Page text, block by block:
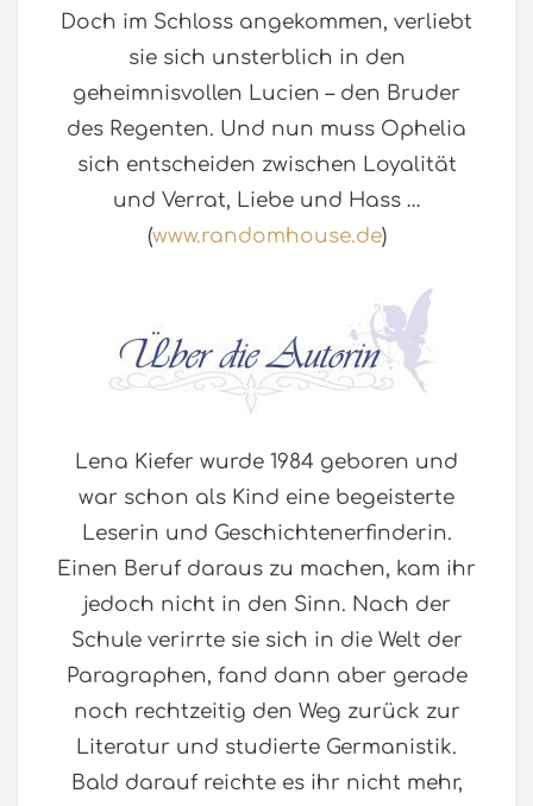
Doch im Schloss angekommen, verliebt
sie sich unsterblich in den
geheimnisvollen Lucien – den Bruder
des Regenten. Und nun muss Ophelia
sich entscheiden zwischen Loyalität
und Verrat, Liebe und Hass …
(www.randomhouse.de)
Lena Kiefer wurde 1984 geboren und
war schon als Kind eine begeisterte
Leserin und Geschichtenerfinderin.
Einen Beruf daraus zu machen, kam ihr
jedoch nicht in den Sinn. Nach der
Schule verirrte sie sich in die Welt der
Paragraphen, fand dann aber gerade
noch rechtzeitig den Weg zurück zur
Literatur und studierte Germanistik.
Bald darauf reichte es ihr nicht mehr,